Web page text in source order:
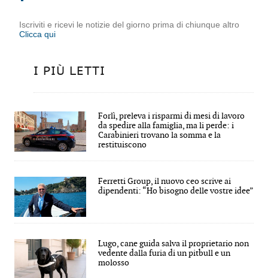
Iscriviti e ricevi le notizie del giorno prima di chiunque altro
Clicca qui
I PIÙ LETTI
Forlì, preleva i risparmi di mesi di lavoro
da spedire alla famiglia, ma li perde: i
Carabinieri trovano la somma e la
restituiscono
Ferretti Group, il nuovo ceo scrive ai
dipendenti: “Ho bisogno delle vostre idee”
Lugo, cane guida salva il proprietario non
vedente dalla furia di un pitbull e un
molosso